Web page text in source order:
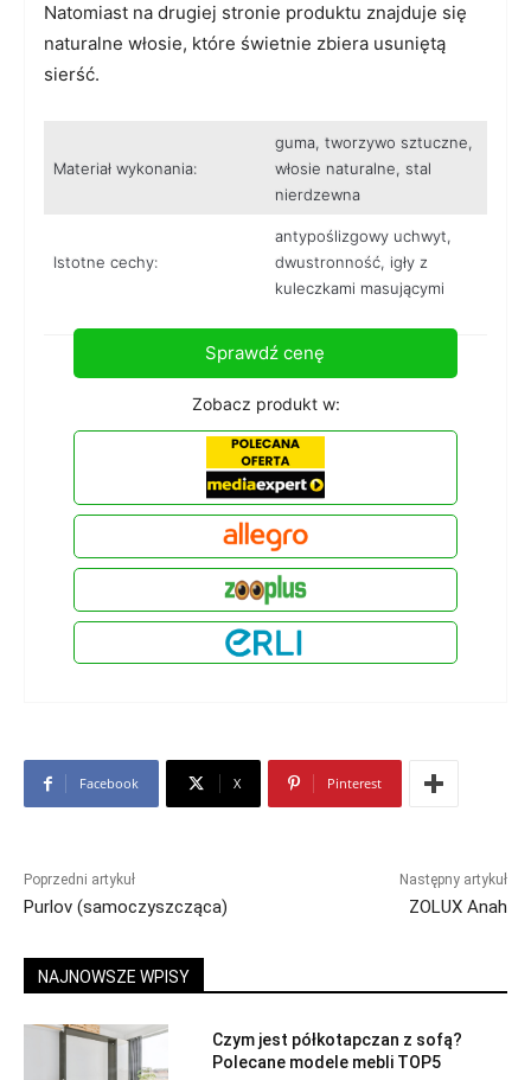
Natomiast na drugiej stronie produktu znajduje się
naturalne włosie, które świetnie zbiera usuniętą
sierść.
Materiał wykonania:
guma, tworzywo sztuczne,
włosie naturalne, stal
nierdzewna
Istotne cechy:
antypoślizgowy uchwyt,
dwustronność, igły z
kuleczkami masującymi
Sprawdź cenę
Zobacz produkt w:
Facebook X Pinterest
Poprzedni artykuł
Purlov (samoczyszcząca)
Następny artykuł
ZOLUX Anah
NAJNOWSZE WPISY
Czym jest półkotapczan z sofą?
Polecane modele mebli TOP5